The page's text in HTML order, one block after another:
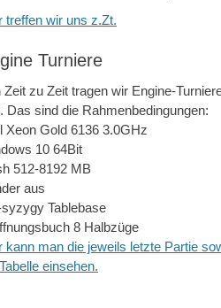
treffen wir uns z.Zt.
Turniere
Zeit zu Zeit tragen wir Engine-
Das sind die Rahmenbedingungen:
Xeon Gold 6136 3.0GHz
10 64Bit
512-8192 MB
aus
Tablebase
8 Halbzüge
kann man die jeweils letzte Partie
einsehen.